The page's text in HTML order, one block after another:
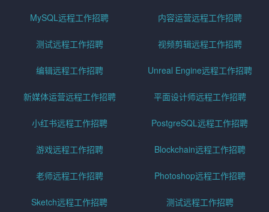
MySQL远程工作招聘 内容运营远程工作招聘
测试远程工作招聘 视频剪辑远程工作招聘
编辑远程工作招聘 Unreal Engine远程工作招聘
新媒体运营远程工作招聘 平面设计师远程工作招聘
小红书远程工作招聘 PostgreSQL远程工作招聘
游戏远程工作招聘 Blockchain远程工作招聘
老师远程工作招聘 Photoshop远程工作招聘
Sketch远程工作招聘 测试远程工作招聘